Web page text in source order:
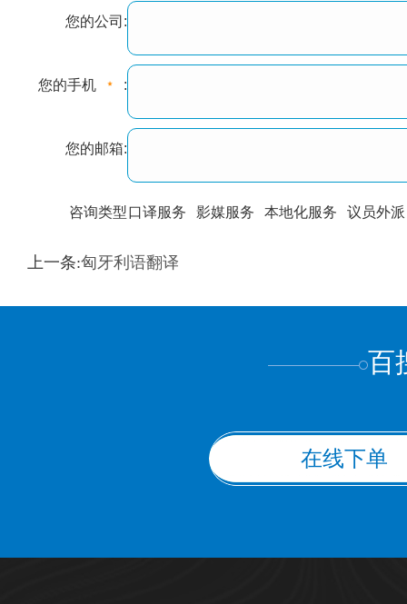
您的公司:
您的手机 :
您的邮箱:
咨询类型口译服务 影媒服务 本地化服务 议员外派
训翻译
上一条:匈牙利语翻译
百
在线下单